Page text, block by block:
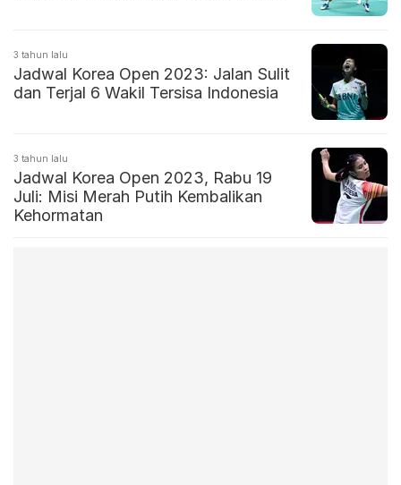
3 tahun lalu
Jadwal Korea Open 2023: Jalan Sulit
dan Terjal 6 Wakil Tersisa Indonesia
3 tahun lalu
Jadwal Korea Open 2023, Rabu 19
Juli: Misi Merah Putih Kembalikan
Kehormatan